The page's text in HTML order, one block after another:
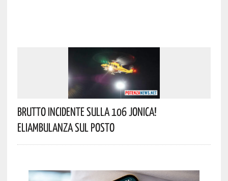
Brutto Incidente Sulla 106 Jonica!
Eliambulanza Sul Posto